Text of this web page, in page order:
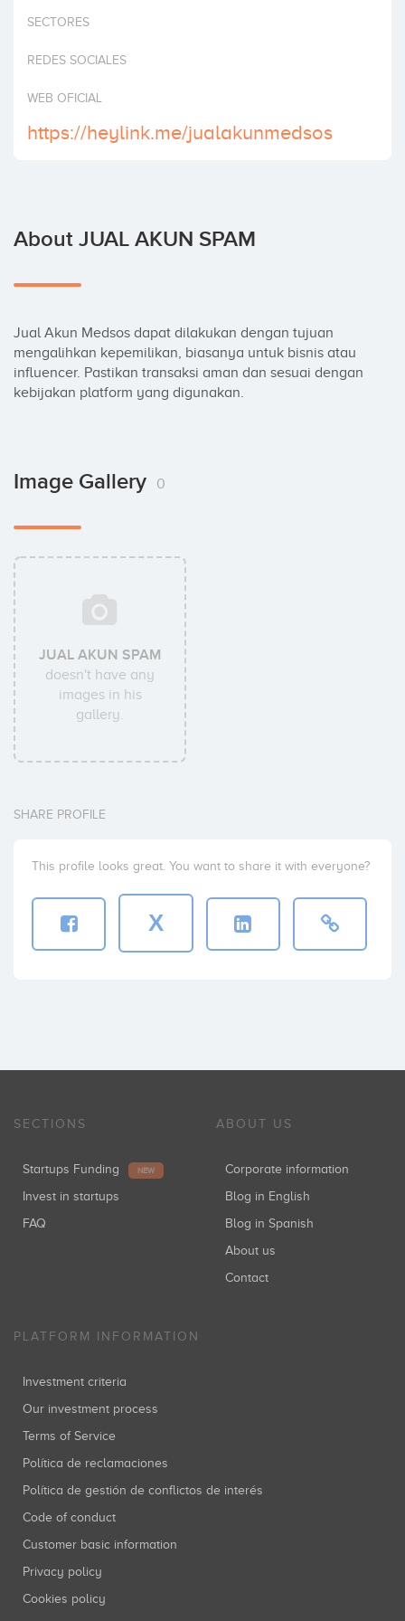
Invest
SECTORES
REDES SOCIALES
WEB OFICIAL
https://heylink.me/jualakunmedsos
About JUAL AKUN SPAM
Jual Akun Medsos dapat dilakukan dengan tujuan
mengalihkan kepemilikan, biasanya untuk bisnis atau
influencer. Pastikan transaksi aman dan sesuai dengan
kebijakan platform yang digunakan.
Image Gallery 0
JUAL AKUN SPAM
doesn't have any
images in his
gallery.
SHARE PROFILE
This profile looks great. You want to share it with everyone?
X
SECTIONS
Startups Funding NEW
Invest in startups
FAQ
ABOUT US
Corporate information
Blog in English
Blog in Spanish
About us
Contact
PLATFORM INFORMATION
Investment criteria
Our investment process
Terms of Service
Política de reclamaciones
Política de gestión de conflictos de interés
Code of conduct
Customer basic information
Privacy policy
Cookies policy